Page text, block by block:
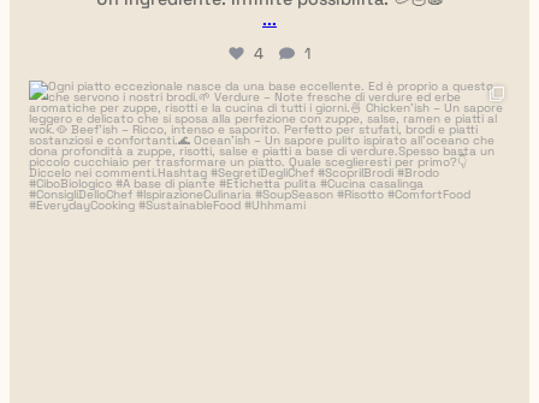
...
4 1
uhhmami.cibo
Luglio 7